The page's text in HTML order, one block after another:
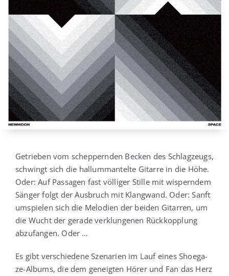
Getrie­ben vom schep­pern­den Becken des Schlag­zeugs,
schwingt sich die hall­um­man­tel­te Gitar­re in die Höhe.
Oder: Auf Pas­sa­gen fast völ­li­ger Stil­le mit wis­pern­dem
Sän­ger folgt der Aus­bruch mit Klang­wand. Oder: Sanft
umspie­len sich die Melo­dien der bei­den Gitar­ren, um
die Wucht der gera­de ver­klun­ge­nen Rück­kopp­lung
abzu­fan­gen. Oder …
Es gibt ver­schie­de­ne Sze­na­ri­en im Lauf eines Shoe­ga­
ze-Albums, die dem geneig­ten Hörer und Fan das Herz